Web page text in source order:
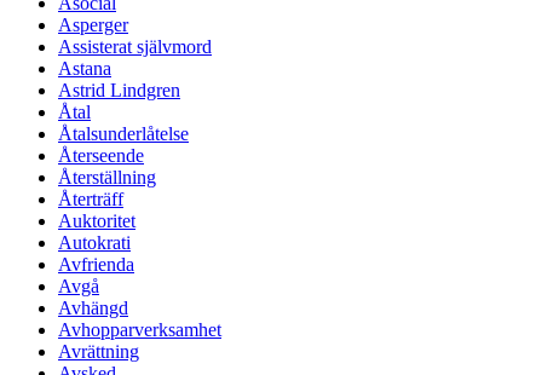
Asperger
Assisterat självmord
Astana
Astrid Lindgren
Åtal
Åtalsunderlåtelse
Återseende
Återställning
Återträff
Auktoritet
Autokrati
Avfrienda
Avgå
Avhängd
Avhopparverksamhet
Avrättning